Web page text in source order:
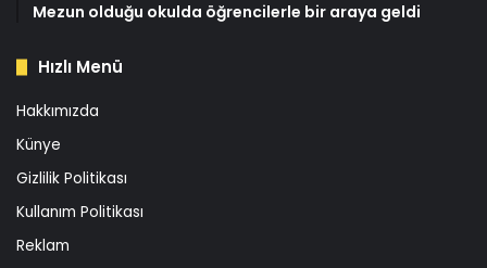
Mezun olduğu okulda öğrencilerle bir araya geldi
Hızlı Menü
Hakkımızda
Künye
Gizlilik Politikası
Kullanım Politikası
Reklam